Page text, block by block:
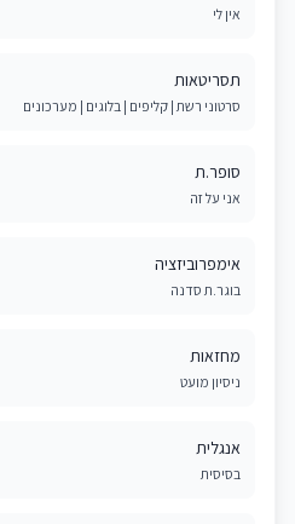
אין לי
תסריטאות
סרטוני רשת | קליפים | בלוגים | מערכונים
סופר.ת
אני על זה
אימפרוביזציה
בוגר.ת סדנה
מחזאות
ניסיון מועט
אנגלית
בסיסית